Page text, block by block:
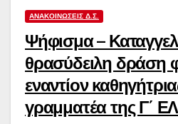
ΑΝΑΚΟΙΝΏΣΕΙΣ Δ.Σ.
Ψήφισμα –
θρασύδειλη δράση
εναντίον
γραμματέα της Γ΄